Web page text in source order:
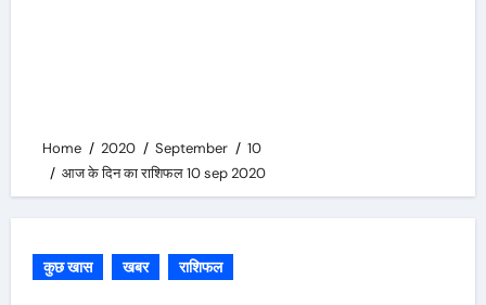
Home 2020 September
10
आज के दिन का राशिफल 10 sep 2020
कुछ खास खबर राशिफल